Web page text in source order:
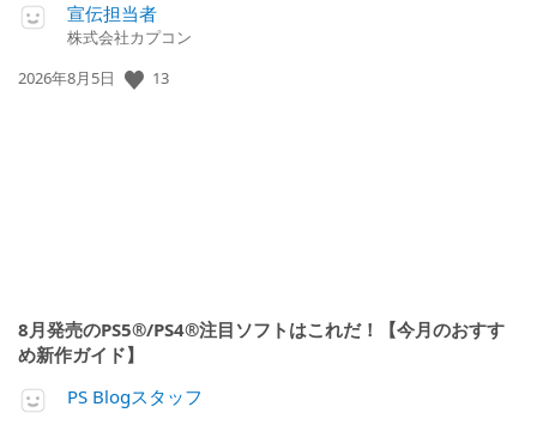
宣伝担当者
株式会社カプコン
公
2026年8月5日 13
8月発売のPS5®/PS4®注目ソフトはこれだ！【今月のおすす
め新作ガイド】
PS Blogスタッフ